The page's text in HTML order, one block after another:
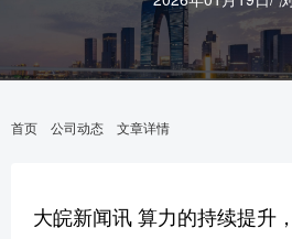
首页 公司动态 文章详情
大皖新闻讯 算力的持续提升